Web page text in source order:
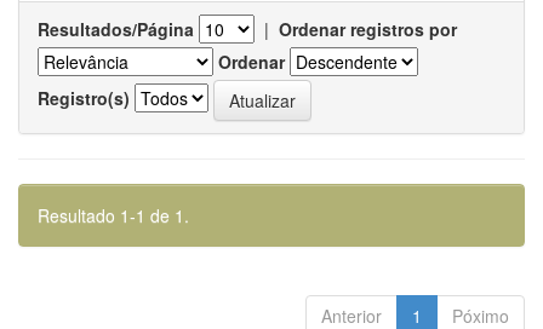
Resultados/Página | Ordenar registros por
Ordenar
Registro(s)
Resultado 1-1 de 1.
Anterior 1 Póximo